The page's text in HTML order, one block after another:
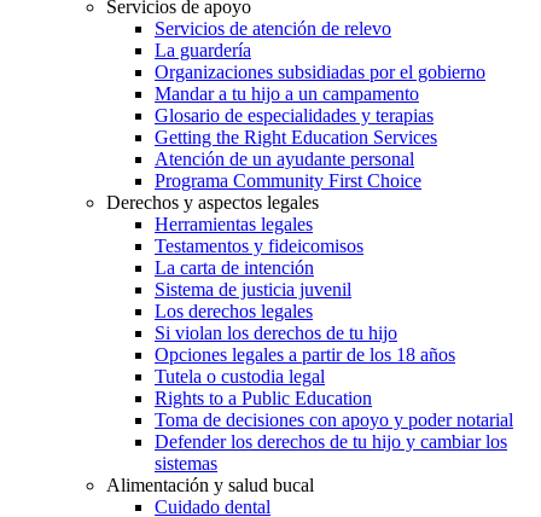
Servicios de apoyo
Servicios de atención de relevo
La guardería
Organizaciones subsidiadas por el gobierno
Mandar a tu hijo a un campamento
Glosario de especialidades y terapias
Getting the Right Education Services
Atención de un ayudante personal
Programa Community First Choice
Derechos y aspectos legales
Herramientas legales
Testamentos y fideicomisos
La carta de intención
Sistema de justicia juvenil
Los derechos legales
Si violan los derechos de tu hijo
Opciones legales a partir de los 18 años
Tutela o custodia legal
Rights to a Public Education
Toma de decisiones con apoyo y poder notarial
Defender los derechos de tu hijo y cambiar los
sistemas
Alimentación y salud bucal
Cuidado dental